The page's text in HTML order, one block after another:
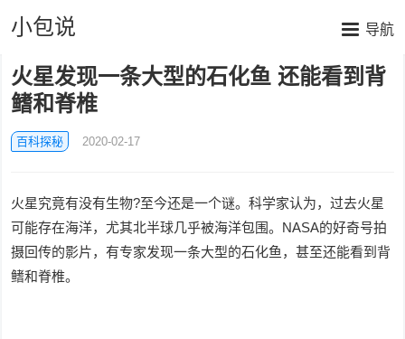
小包说 导航
火星发现一条大型的石化鱼 还能看到背
鳍和脊椎
百科探秘 2020-02-17
火星究竟有没有生物?至今还是一个谜。科学家认为，过去火星
可能存在海洋，尤其北半球几乎被海洋包围。NASA的好奇号拍
摄回传的影片，有专家发现一条大型的石化鱼，甚至还能看到背
鳍和脊椎。